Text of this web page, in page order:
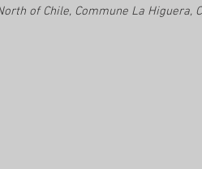
of Chile, Commune La Higuera,